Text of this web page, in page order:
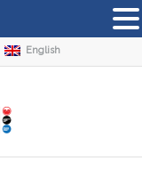
English